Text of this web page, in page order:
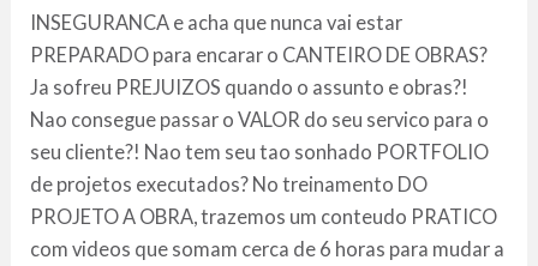
INSEGURANCA e acha que nunca vai estar
PREPARADO para encarar o CANTEIRO DE OBRAS?
Ja sofreu PREJUIZOS quando o assunto e obras?!
Nao consegue passar o VALOR do seu servico para o
seu cliente?! Nao tem seu tao sonhado PORTFOLIO
de projetos executados? No treinamento DO
PROJETO A OBRA, trazemos um conteudo PRATICO
com videos que somam cerca de 6 horas para mudar a